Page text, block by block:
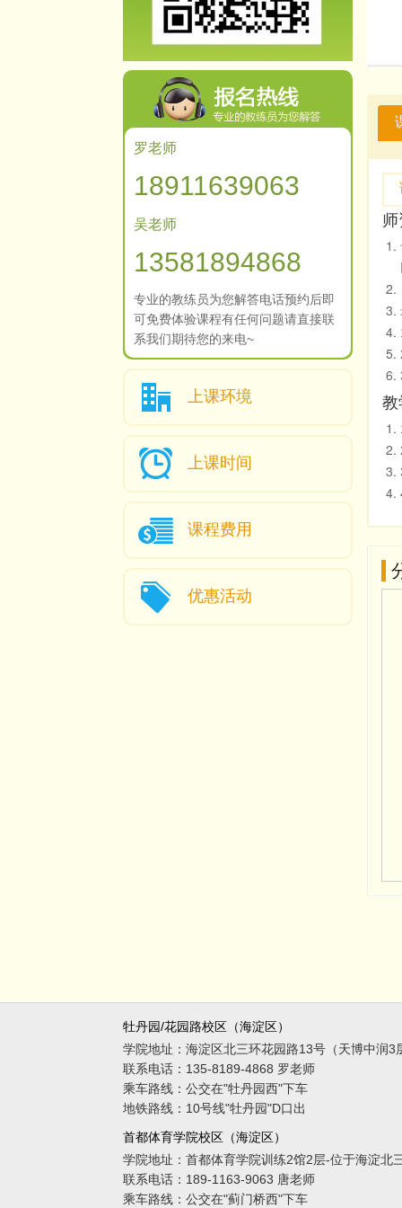
罗老师
18911639063
吴老师
13581894868
专业的教练员为您解答电话预约后即
可免费体验课程有任何问题请直接联
系我们期待您的来电~
上课环境
上课时间
课程费用
优惠活动
教
牡丹园/花园路校区（海淀区）
学院地址： 海淀区北三环花园路13号（天博中润3
联系电话： 135-8189-4868 罗老师
乘车路线： 公交在"牡丹园西"下车
地铁路线： 10号线"牡丹园"D口出
首都体育学院校区（海淀区）
学院地址： 首都体育学院训练2馆2层-位于海淀北
联系电话： 189-1163-9063 唐老师
乘车路线： 公交在"蓟门桥西"下车